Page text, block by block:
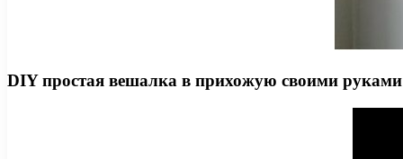
DIY простая вешалка в прихожую своими